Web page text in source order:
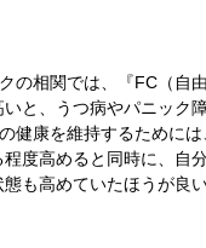
の相関では、『FC（自
と、うつ病やパニック
健康を維持するために
度高めると同時に、自
も高めていたほうが良い